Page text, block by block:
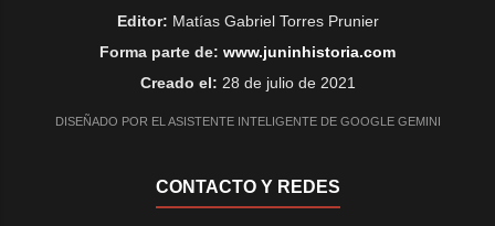
Editor: Matías Gabriel Torres Prunier
Forma parte de: www.juninhistoria.com
Creado el: 28 de julio de 2021
DISEÑADO POR EL ASISTENTE INTELIGENTE DE GOOGLE GEMINI
CONTACTO Y REDES